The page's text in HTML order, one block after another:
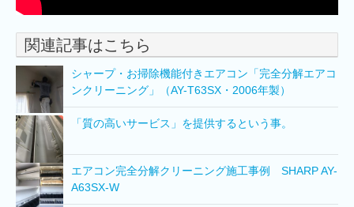
関連記事はこちら
シャープ・お掃除機能付きエアコン「完全分解エアコ
ンクリーニング」（AY-T63SX・2006年製）
「質の高いサービス」を提供するという事。
エアコン完全分解クリーニング施工事例 SHARP AY-
A63SX-W